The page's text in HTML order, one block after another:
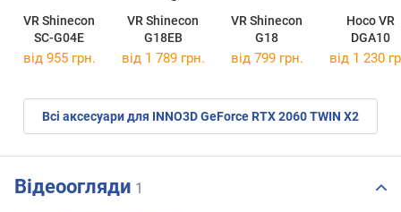
VR Shinecon
SC-G04E
VR Shinecon
G18EB
VR Shinecon
G18
Hoco VR
DGA10
від 955 грн. від 1 789 грн. від 799 грн. від 1 230
Всі аксесуари для INNO3D GeForce RTX 2060 TWIN X2
Відеоогляди 1